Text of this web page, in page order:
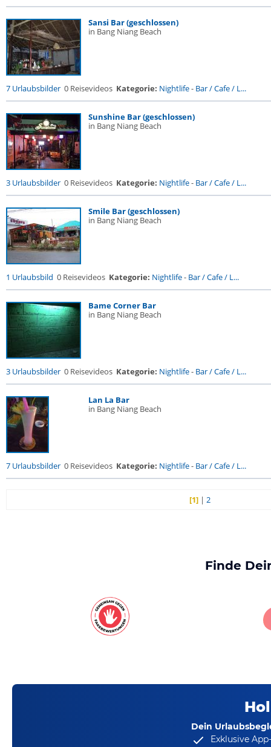
Sansi Bar (geschlossen)
in Bang Niang Beach
7 Urlaubsbilder 0 Reisevideos Kategorie: Nightlife- Bar / Cafe / L...
Sunshine Bar (geschlossen)
in Bang Niang Beach
3 Urlaubsbilder 0 Reisevideos Kategorie: Nightlife- Bar / Cafe / L...
Smile Bar (geschlossen)
in Bang Niang Beach
1 Urlaubsbild 0 Reisevideos Kategorie: Nightlife- Bar / Cafe / L...
Bame Corner Bar
in Bang Niang Beach
3 Urlaubsbilder 0 Reisevideos Kategorie: Nightlife- Bar / Cafe / L...
Lan La Bar
in Bang Niang Beach
7 Urlaubsbilder 0 Reisevideos Kategorie: Nightlife- Bar / Cafe / L...
[1] |2
Finde
Dein
Exklusive